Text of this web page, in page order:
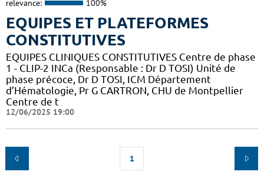
relevance: 100%
EQUIPES ET PLATEFORMES
CONSTITUTIVES
EQUIPES CLINIQUES CONSTITUTIVES Centre de phase
1 - CLIP-2 INCa (Responsable : Dr D TOSI) Unité de
phase précoce, Dr D TOSI, ICM Département
d’Hématologie, Pr G CARTRON, CHU de Montpellier
Centre de t
12/06/2025 19:00
1